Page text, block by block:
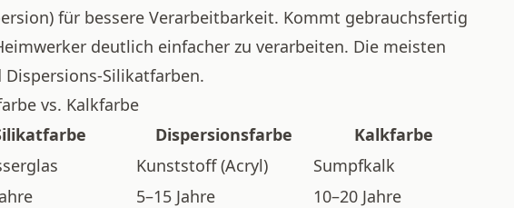
für bessere Verarbeitbarkeit. Kommt gebrauchsfertig
deutlich einfacher zu verarbeiten. Die meisten
Silikatfarben.
vs. Kalkfarbe
Dispersionsfarbe
Kalkfarbe
Kunststoff (Acryl)
Sumpfkalk
5–15 Jahre
10–20 Jahre